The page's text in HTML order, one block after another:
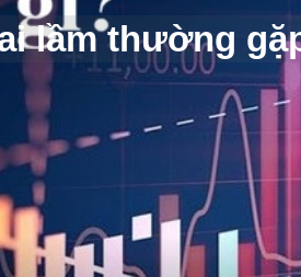
lầm thường